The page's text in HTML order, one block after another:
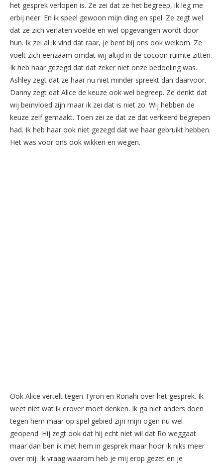
het gesprek verlopen is. Ze zei dat ze het begreep, ik leg me
erbij neer. En ik speel gewoon mijn ding en spel. Ze zegt wel
dat ze zich verlaten voelde en wel opgevangen wordt door
hun. Ik zei al ik vind dat raar, je bent bij ons ook welkom. Ze
voelt zich eenzaam omdat wij altijd in de cocoon ruimte zitten.
Ik heb haar gezegd dat dat zeker niet onze bedoeling was.
Ashley zegt dat ze haar nu niet minder spreekt dan daarvoor.
Danny zegt dat Alice de keuze ook wel begreep. Ze denkt dat
wij beïnvloed zijn maar ik zei dat is niet zo. Wij hebben de
keuze zelf gemaakt. Toen zei ze dat ze dat verkeerd begrepen
had. Ik heb haar ook niet gezegd dat we haar gebruikt hebben.
Het was voor ons ook wikken en wegen.
Ook Alice vertelt tegen Tyron en Ronahi over het gesprek. Ik
weet niet wat ik erover moet denken. Ik ga niet anders doen
tegen hem maar op spel gebied zijn mijn ogen nu wel
geopend. Hij zegt ook dat hij echt niet wil dat Ro weggaat
maar dan ben ik met hem in gesprek maar hoor ik niks meer
over mij. Ik vraag waarom heb je mij erop gezet en je